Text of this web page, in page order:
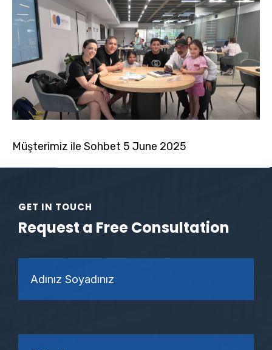
Müşterimiz ile Sohbet 5 June 2025
GET IN TOUCH
Request a Free Consultation